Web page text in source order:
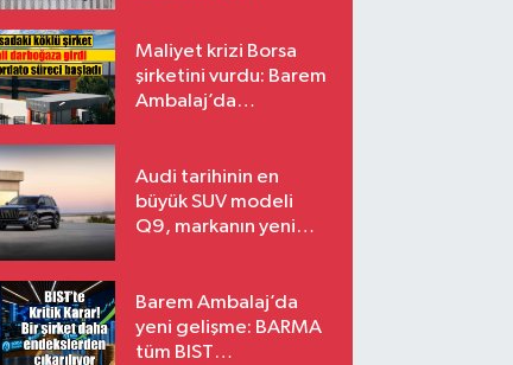
Maliyet krizi Borsa
şirketini vurdu: Barem
Ambalaj’da
Audi tarihinin en
büyük SUV modeli
Q9, markanın yeni
Barem Ambalaj’da
yeni gelişme: BARMA
tüm BIST